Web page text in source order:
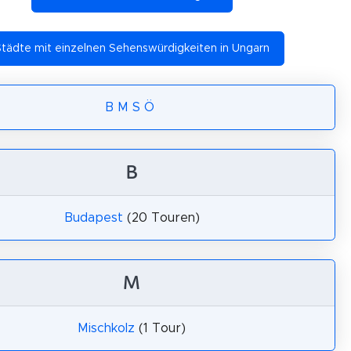
mit einzelnen Sehenswürdigkeiten in Ungarn
B M S Ö
B
Budapest (20 Touren)
M
Mischkolz (1 Tour)